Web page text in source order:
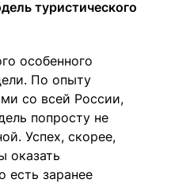
туристического
особенного
По опыту
со всей России,
попросту не
Успех, скорее,
оказать
есть заранее